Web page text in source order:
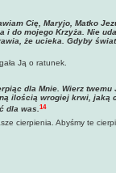
Cię, Maryjo, Matko
do mojego Krzyża. Nie
że ucieka. Gdyby świat
Ją o ratunek.
dla Mnie. Wierz twemu
ilością wrogiej krwi, jaką
dla was.14
cierpienia. Abyśmy te